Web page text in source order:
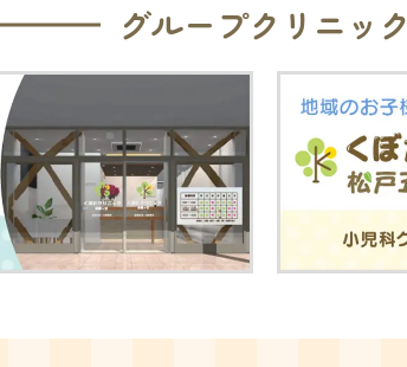
グループクリニック